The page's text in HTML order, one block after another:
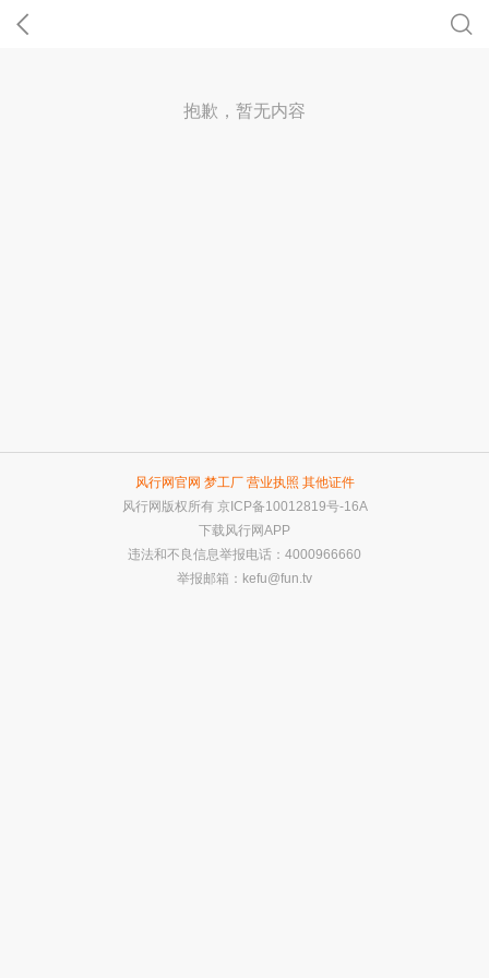
抱歉，暂无内容
风行网官网 梦工厂 营业执照 其他证件
风行网版权所有 京ICP备10012819号-16A
下载风行网APP
违法和不良信息举报电话：4000966660
举报邮箱： kefu@fun.tv